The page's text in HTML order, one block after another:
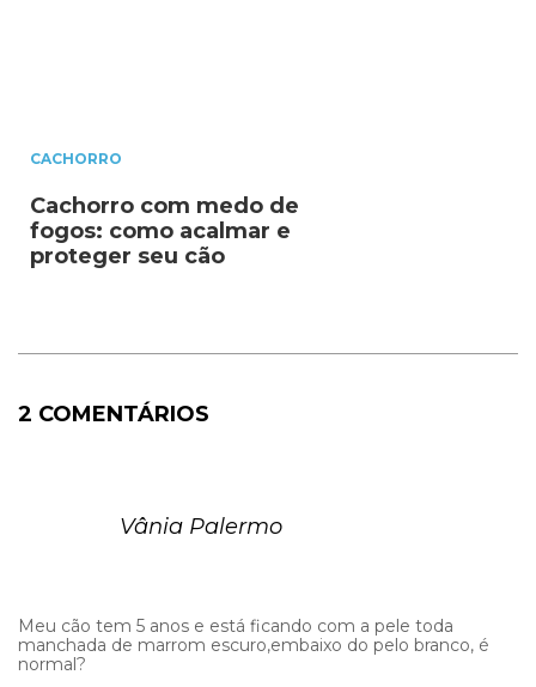
CACHORRO
Cachorro com medo de
fogos: como acalmar e
proteger seu cão
2 COMENTÁRIOS
Vânia Palermo
Meu cão tem 5 anos e está ficando com a pele toda
manchada de marrom escuro,embaixo do pelo branco, é
normal?